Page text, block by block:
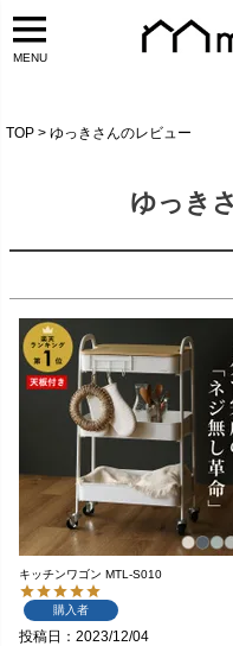
MENU
TOP ゆっきさんのレビュー
ゆっき
キッチンワゴン MTL-S010
購入者
投稿日 2023/12/04